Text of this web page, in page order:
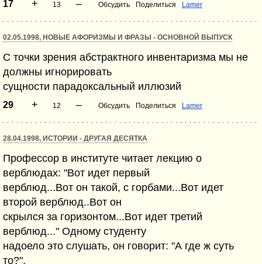
17 + 13 – Обсудить Поделиться Lamer
02.05.1998, НОВЫЕ АФОРИЗМЫ И ФРАЗЫ - ОСНОВНОЙ ВЫПУСК
С точки зрения абстрактного инвентаризма мы не
должны игнорировать
сущности парадоксальный иллюзий
29 + 12 – Обсудить Поделиться Lamer
28.04.1998, ИСТОРИИ - ДРУГАЯ ДЕСЯТКА
Профессор в институте читает лекцию о
верблюдах: "Вот идет первый
верблюд...Вот он такой, с горбами...Вот идет
второй верблюд..Вот он
скрылся за горизонтом...Вот идет третий
верблюд..." Одному студенту
надоело это слушать, он говорит: "А где ж суть
то?".